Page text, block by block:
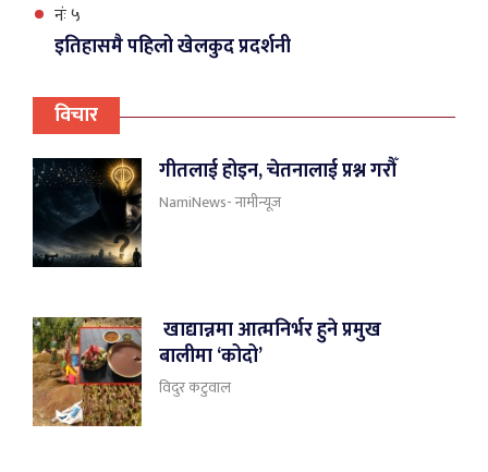
नंः ५
इतिहासमै पहिलो खेलकुद प्रदर्शनी
विचार
गीतलाई होइन, चेतनालाई प्रश्न गरौँ
NamiNews- नामीन्यूज
खाद्यान्नमा आत्मनिर्भर हुने प्रमुख
बालीमा ‘कोदो’
विदुर कटुवाल